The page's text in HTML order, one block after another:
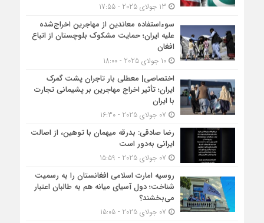
سوءاستفاده معاندین از مهاجرین اخراج‌شده
علیه ایران؛ حمایت مشکوک بلوچستان از اتباع
افغان
10 جولای 2025 - 18:00
اختصاصی| معطلی بار تاجران پشت گمرک
ایران؛ تأثیر اخراج مهاجرین بر پشیمانی تجارت
با ایران
رضا صادقی: بدرقه میهمان با توهین، از اصالت
ایرانی به‌دور است
روسیه امارت اسلامی افغانستان را به رسمیت
شناخت؛ دول آسیای میانه هم به طالبان اعتبار
می‎‌بخشند؟